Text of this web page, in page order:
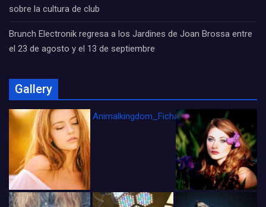
sobre la cultura de club
Brunch Electronik regresa a los Jardines de Joan Brossa entre
el 23 de agosto y el 13 de septiembre
Gallery
Animalkingdom_FichaCine